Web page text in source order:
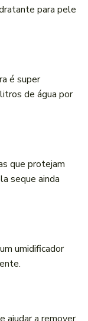
para pele
é super
de água por
que protejam
seque ainda
umidificador